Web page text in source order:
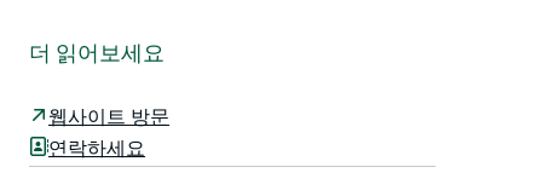
액세서리 선물 의류 등을 판매하는 독특한 부티크입니다.
수 있는 따뜻한 커뮤니티 공간이기도 합니다. 더 라이트하
우스는 지역 주민과 여행객 모두에게 편안하고 매력적인
더 읽어보세요
웹사이트 방문
연락하세요